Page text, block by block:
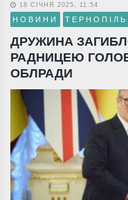
18 СІЧНЯ 2025, 11:54
НОВИНИ ТЕРНОПІЛЬ
ДРУЖИНА
РАДНИЦЕЮ
ОБЛРАДИ